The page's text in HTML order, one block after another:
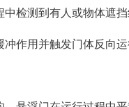
检测到有人或物体遮
作用并触发门体反向